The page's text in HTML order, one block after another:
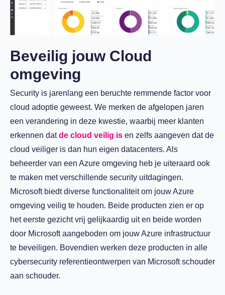
Beveilig jouw Cloud
omgeving
Security is jarenlang een beruchte remmende factor voor
cloud adoptie geweest. We merken de afgelopen jaren
een verandering in deze kwestie, waarbij meer klanten
erkennen datde cloud veilig is en zelfs aangeven dat de
cloud veiliger is dan hun eigen datacenters. Als
beheerder van een Azure omgeving heb je uiteraard ook
te maken met verschillende security uitdagingen.
Microsoft biedt diverse functionaliteit om jouw Azure
omgeving veilig te houden. Beide producten zien er op
het eerste gezicht vrij gelijkaardig uit en beide worden
door Microsoft aangeboden om jouw Azure infrastructuur
te beveiligen. Bovendien werken deze producten in alle
cybersecurity referentieontwerpen van Microsoft schouder
aan schouder.